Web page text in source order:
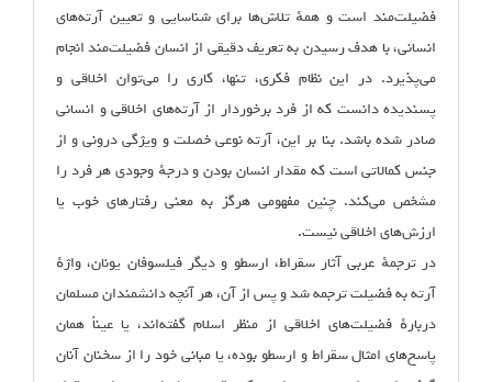
فضیلت‌مند است و همهٔ تلاش‌ها برای شناسایی و تعیین آرته‌های
انسانی، با هدف رسیدن به تعریف دقیقی از انسان فضیلت‌مند انجام
می‌پذیرد. در این نظام فکری، تنها، کاری را می‌توان اخلاقی و
پسندیده دانست که از فرد برخوردار از آرته‌های اخلاقی و انسانی
صادر شده باشد. بنا بر این، آرته نوعی خصلت و ویژگی درونی و از
جنس کمالاتی است که مقدار انسان بودن و درجهٔ وجودی هر فرد را
مشخص می‌کند. چنین مفهومی هرگز به معنی رفتارهای خوب یا
ارزش‌های اخلاقی نیست.
در ترجمهٔ عربی آثار سقراط، ارسطو و دیگر فیلسوفان یونان، واژهٔ
آرته به فضیلت ترجمه شد و پس از آن، هر آنچه دانشمندان مسلمان
دربارهٔ فضیلت‌های اخلاقی از منظر اسلام گفته‌اند، یا عیناً همان
پاسخ‌های امثال سقراط و ارسطو بوده، یا مبانی خود را از سخنان آنان